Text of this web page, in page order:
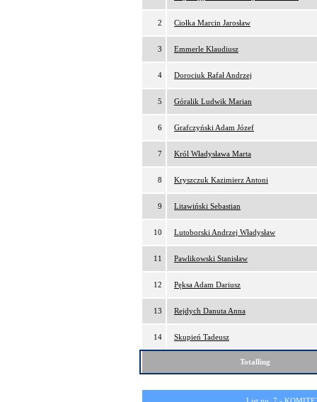
2 Ciołka Marcin Jarosław
3 Emmerle Klaudiusz
4 Dorociuk Rafał Andrzej
5 Góralik Ludwik Marian
6 Grafczyński Adam Józef
7 Król Władysława Marta
8 Kryszczuk Kazimierz Antoni
9 Litawiński Sebastian
10 Lutoborski Andrzej Władysław
11 Pawlikowski Stanisław
12 Pęksa Adam Dariusz
13 Rejdych Danuta Anna
14 Skupień Tadeusz
Totalling